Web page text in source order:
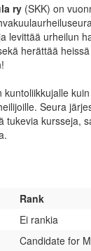
ry (SKK) on
levittää urheilun
herättää
kuntoliikkujalle
Seura
tukevia kursseja,
Rank
Ei rankia
Candidate for